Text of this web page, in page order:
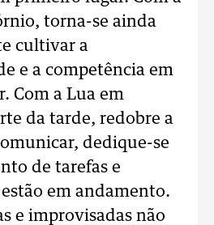
torna-se ainda
cultivar a
e a competência em
Com a Lua em
da tarde, redobre a
dedique-se
de tarefas e
em andamento.
e improvisadas não